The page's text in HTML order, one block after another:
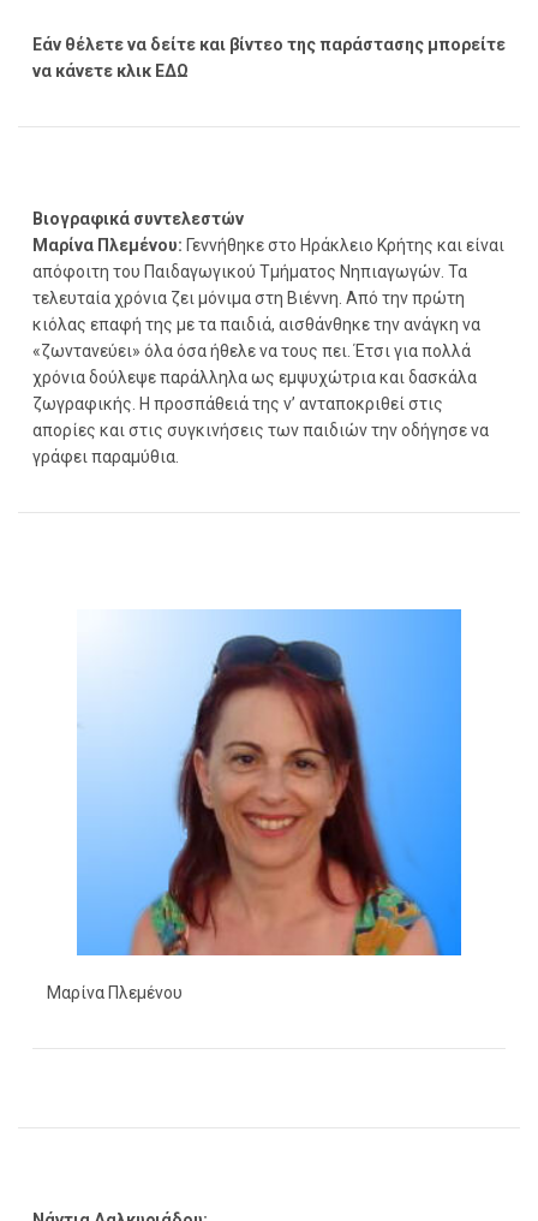
Εάν θέλετε να δείτε και βίντεο της παράστασης μπορείτε
να κάνετε κλικ ΕΔΩ
Βιογραφικά συντελεστών
Μαρίνα Πλεμένου: Γεννήθηκε στο Ηράκλειο Κρήτης και είναι
απόφοιτη του Παιδαγωγικού Τμήματος Νηπιαγωγών. Τα
τελευταία χρόνια ζει μόνιμα στη Βιέννη. Από την πρώτη
κιόλας επαφή της με τα παιδιά, αισθάνθηκε την ανάγκη να
«ζωντανεύει» όλα όσα ήθελε να τους πει. Έτσι για πολλά
χρόνια δούλεψε παράλληλα ως εμψυχώτρια και δασκάλα
ζωγραφικής. Η προσπάθειά της ν’ ανταποκριθεί στις
απορίες και στις συγκινήσεις των παιδιών την οδήγησε να
γράφει παραμύθια.
Μαρίνα Πλεμένου